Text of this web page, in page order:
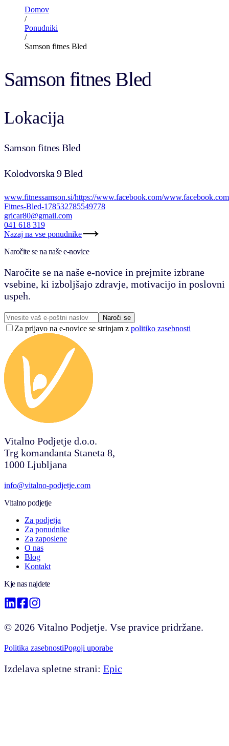
Domov
/
Ponudniki
/
Samson fitnes Bled
Samson fitnes Bled
Lokacija
Samson fitnes Bled
Kolodvorska 9 Bled
www.fitnessamson.si/https://www.facebook.com/
Fitnes-Bled-178532785549778
gricar80@gmail.com
041 618 319
Nazaj na vse ponudnike
Naročite se na naše e-novice
Naročite se na naše e-novice in prejmite izbrane
vsebine, ki izboljšajo zdravje, motivacijo in poslovni
uspeh.
Naroči se
Za prijavo na e-novice se strinjam z politiko zasebnosti
Vitalno Podjetje d.o.o.
Trg komandanta Staneta 8,
1000 Ljubljana
info@vitalno-podjetje.com
Vitalno podjetje
Za podjetja
Za ponudnike
Za zaposlene
O nas
Blog
Kontakt
Kje nas najdete
© 2026 Vitalno Podjetje. Vse pravice pridržane.
Politika zasebnostiPogoji uporabe
Izdelava spletne strani: Epic